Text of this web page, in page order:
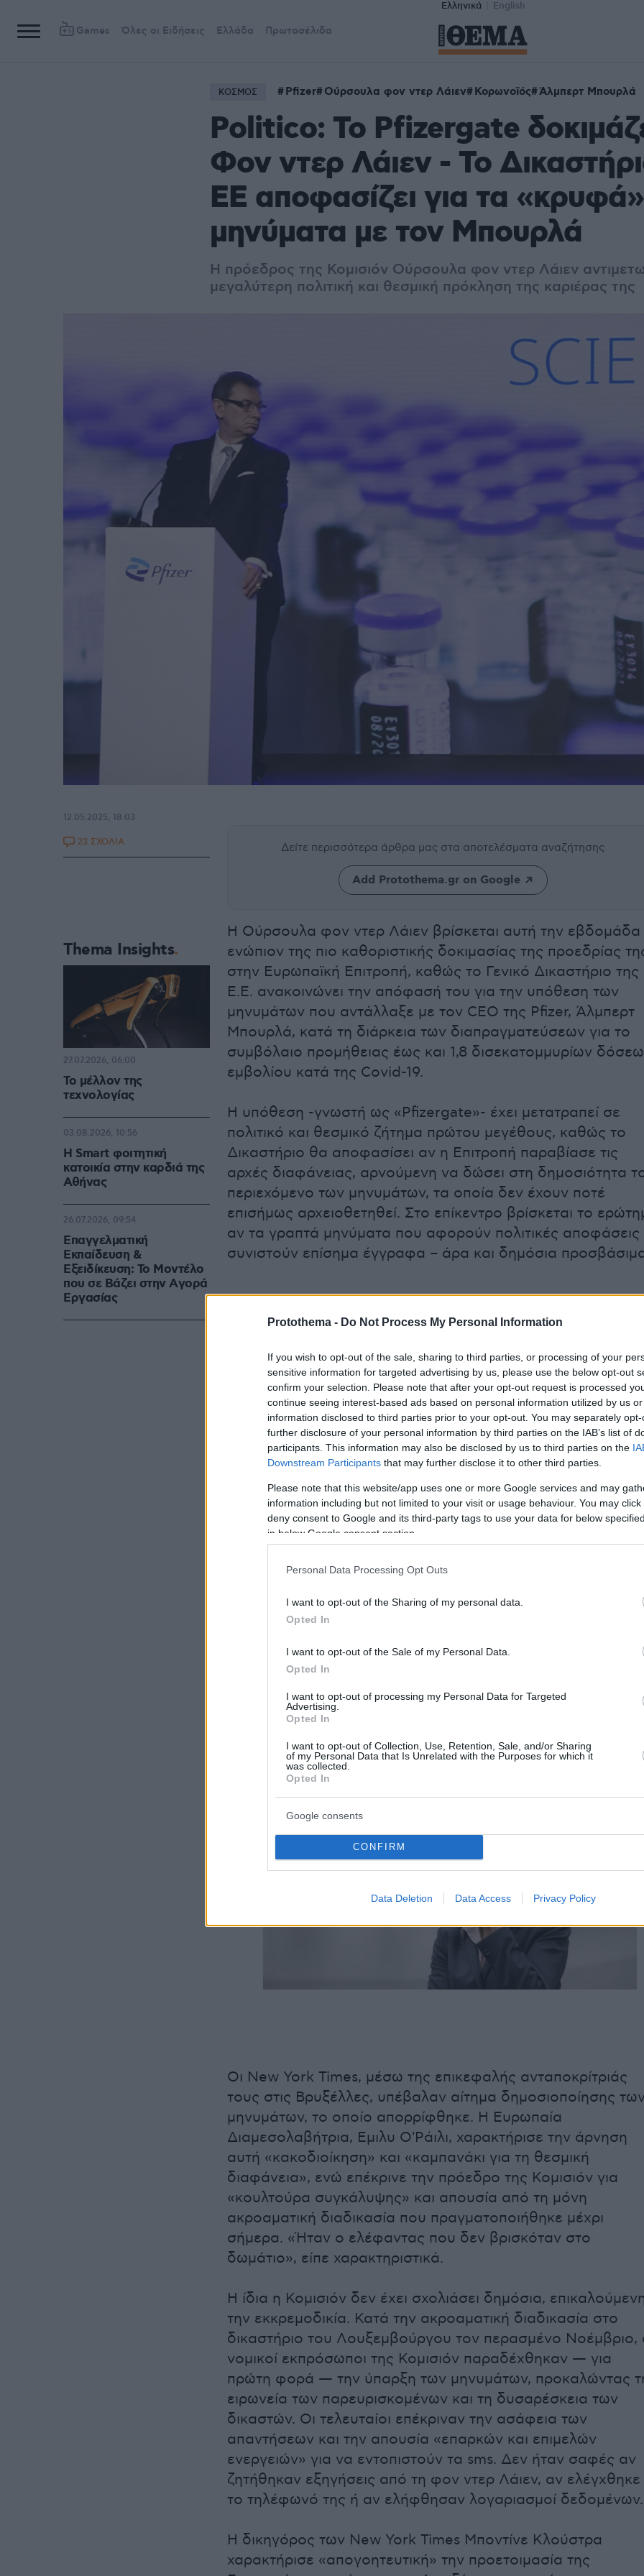
Protothema - Do Not Process My Personal Information
If you wish to opt-out of the sale, sharing to third parties, or processing of your
sensitive information for targeted advertising by us, please use the below opt-out
confirm your selection. Please note that after your opt-out request is processed
continue seeing interest-based ads based on personal information utilized by us
information disclosed to third parties prior to your opt-out. You may separately
further disclosure of your personal information by third parties on the IAB’s list of
participants. This information may also be disclosed by us to third parties on the
Downstream Participants that may further disclose it to other third parties.
Please note that this website/app uses one or more Google services and may
information including but not limited to your visit or usage behaviour. You may
deny consent to Google and its third-party tags to use your data for below
in below Google consent section.
Personal Data Processing Opt Outs
I want to opt-out of the Sharing of my personal data.
Opted In
I want to opt-out of the Sale of my Personal Data.
Opted In
I want to opt-out of processing my Personal Data for Targeted
Advertising.
Opted In
I want to opt-out of Collection, Use, Retention, Sale, and/or Sharing
of my Personal Data that Is Unrelated with the Purposes for which it
was collected.
Opted In
Google consents
CONFIRM
Data Deletion Data Access Privacy Policy
Ελληνικά English
Games Όλες οι Ειδήσεις Ελλάδα Πρωτοσέλιδα
ΚΟΣΜΟΣ Pfizer Ούρσουλα φον ντερ Λάιεν Κορωνοϊός Άλμπερτ Μπουρλά
Politico: Το Pfizergate
Φον ντερ Λάιεν - Το
ΕΕ αποφασίζει για τα «κρυφά»
μηνύματα με τον Μπουρλά
Η πρόεδρος της Κομισιόν Ούρσουλα φον ντερ Λάιεν
μεγαλύτερη πολιτική και θεσμική πρόκληση της καριέρας της
Δείτε περισσότερα άρθρα μας στα αποτελέσματα αναζήτησης
Add Protothema.gr on Google
Η Ούρσουλα φον ντερ Λάιεν βρίσκεται αυτή την εβδομάδα
ενώπιον της πιο καθοριστικής δοκιμασίας της προεδρίας
στην Ευρωπαϊκή Επιτροπή, καθώς το Γενικό Δικαστήριο της
Ε.Ε. ανακοινώνει την απόφασή του για την υπόθεση των
μηνυμάτων που αντάλλαξε με τον CEO της Pfizer, Άλμπερτ
Μπουρλά, κατά τη διάρκεια των διαπραγματεύσεων για το
συμβόλαιο προμήθειας έως και 1,8 δισεκατομμυρίων
εμβολίου κατά της Covid-19.
Η υπόθεση -γνωστή ως «Pfizergate»- έχει μετατραπεί σε
πολιτικό και θεσμικό ζήτημα πρώτου μεγέθους, καθώς το
Δικαστήριο θα αποφασίσει αν η Επιτροπή παραβίασε τις
αρχές διαφάνειας, αρνούμενη να δώσει στη δημοσιότητα
περιεχόμενο των μηνυμάτων, τα οποία δεν έχουν ποτέ
επισήμως αρχειοθετηθεί. Στο επίκεντρο βρίσκεται το
αν τα γραπτά μηνύματα που αφορούν πολιτικές αποφάσεις
συνιστούν επίσημα έγγραφα – άρα και δημόσια
Όπως σημειώνει το Politico
, το ιστορικό της υπόθεσης
Απρίλιο του 2021, όπου αποκάλυψε προσωπική ανταλλαγή
sms με τη φον ντερ Λάιεν, η οποία «δημιούργησε βαθιά
εμπιστοσύνη». Η συμφωνία, που υπογράφηκε τον Μάιο του
2021, προέβλεπε αρχική αγορά 900 εκατομμυρίων δόσεων
και δυνατότητα αγοράς άλλων τόσων.
Οι New York Times, μέσω της επικεφαλής ανταποκρίτριάς
τους στις Βρυξέλλες, υπέβαλαν αίτημα δημοσιοποίησης
μηνυμάτων, το οποίο απορρίφθηκε. Η Ευρωπαία
Διαμεσολαβήτρια, Εμιλυ Ο'Ράιλι, χαρακτήρισε την άρνηση
αυτή «κακοδιοίκηση» και «καμπανάκι για τη θεσμική
διαφάνεια», ενώ επέκρινε την πρόεδρο της Κομισιόν για
«κουλτούρα συγκάλυψης» και απουσία από τη μόνη
ακροαματική διαδικασία που πραγματοποιήθηκε μέχρι
σήμερα. «Ήταν ο ελέφαντας που δεν βρισκόταν στο
δωμάτιο», είπε χαρακτηριστικά.
Η ίδια η Κομισιόν δεν έχει σχολιάσει δημόσια,
την εκκρεμοδικία. Κατά την ακροαματική διαδικασία στο
δικαστήριο του Λουξεμβούργου τον περασμένο Νοέμβριο,
νομικοί εκπρόσωποι της Κομισιόν παραδέχθηκαν — για
πρώτη φορά — την ύπαρξη των μηνυμάτων, προκαλώντας
ειρωνεία των παρευρισκομένων και τη δυσαρέσκεια των
δικαστών. Οι τελευταίοι επέκριναν την ασάφεια των
απαντήσεων και την απουσία «επαρκών και επιμελών
ενεργειών» για να εντοπιστούν τα sms. Δεν ήταν σαφές αν
ζητήθηκαν εξηγήσεις από τη φον ντερ Λάιεν, αν ελέγχθηκε
το τηλέφωνό της ή αν ελήφθησαν λογαριασμοί δεδομένων.
Η δικηγόρος των New York Times Μποντίνε Κλούστρα
χαρακτήρισε «απογοητευτική» την προετοιμασία της
12.05.2025, 18:03
23 ΣΧΟΛΙΑ
Thema Insights
Το μέλλον της
τεχνολογίας
27.07.2026, 06:00
Η Smart φοιτητική
κατοικία στην καρδιά της
Αθήνας
03.08.2026, 10:56
Επαγγελματική
Εκπαίδευση &
Εξειδίκευση: Το Mοντέλο
που σε Bάζει στην Aγορά
Eργασίας
26.07.2026, 09:54